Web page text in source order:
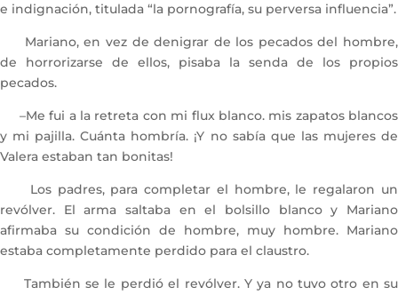
e indignación, titulada “la pornografía, su perversa influencia”.
Mariano, en vez de denigrar de los pecados del hombre,
de horrorizarse de ellos, pisaba la senda de los propios
pecados.
–Me fui a la retreta con mi flux blanco. mis zapatos blancos
y mi pajilla. Cuánta hombría. ¡Y no sabía que las mujeres de
Valera estaban tan bonitas!
Los padres, para completar el hombre, le regalaron un
revólver. El arma saltaba en el bolsillo blanco y Mariano
afirmaba su condición de hombre, muy hombre. Mariano
estaba completamente perdido para el claustro.
También se le perdió el revólver. Y ya no tuvo otro en su